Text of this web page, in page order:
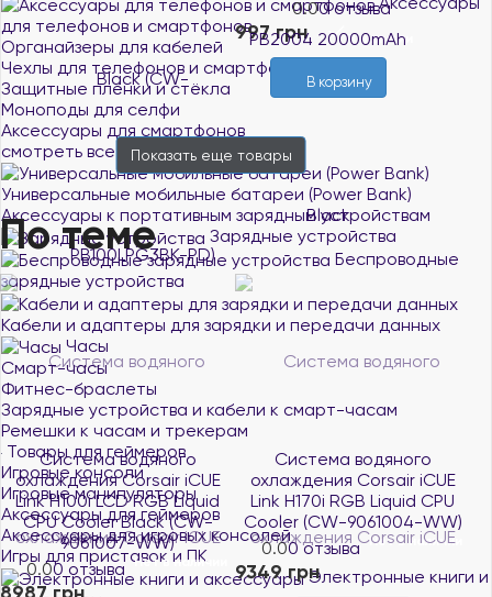
для телефонов и смартфонов
Органайзеры для кабелей
Чехлы для телефонов и смартфонов
Защитные плёнки и стёкла
Моноподы для селфи
Аксессуары для смартфонов
смотреть все
Универсальные мобильные батареи (Power Bank)
Аксессуары к портативным зарядным устройствам
Зарядные устройства
Беспроводные
зарядные устройства
Кабели и адаптеры для зарядки и передачи данных
Часы
Смарт-часы
Фитнес-браслеты
Зарядные устройства и кабели к смарт-часам
Ремешки к часам и трекерам
Товары для геймеров
Игровые консоли
Игровые манипуляторы
Аксессуары для геймеров
Аксессуары для игровых консолей
Игры для приставок и ПК
Электронные книги и
0.00 отзыва
В наличии
997 грн
В корзину
Показать еще товары
По теме
Система водяного
охлаждения Corsair iCUE
Link H100i LCD RGB Liquid
CPU Cooler Black (CW-
9061007-WW)
0.00 отзыва Нет в наличии
Система водяного
охлаждения Corsair iCUE
Link H170i RGB Liquid CPU
Cooler (CW-9061004-WW)
0.00 отзыва Нет в наличии
9349 грн